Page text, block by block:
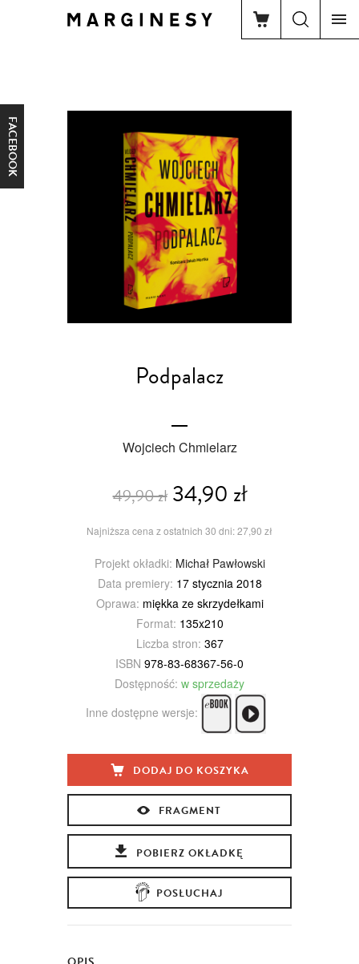
FACEBOOK
Podpalacz
Wojciech Chmielarz
49,90 zł34,90 zł
Najniższa cena z ostatnich 30 dni: 27,90 zł
Projekt okładki: Michał Pawłowski
Data premiery: 17 stycznia 2018
Oprawa: miękka ze skrzydełkami
Format: 135x210
Liczba stron: 367
ISBN 978-83-68367-56-0
Dostępność: w sprzedaży
Inne dostępne wersje:
DODAJ DO KOSZYKA
FRAGMENT
POBIERZ OKŁADKĘ
POSŁUCHAJ